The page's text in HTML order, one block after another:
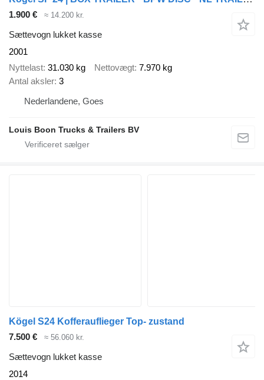
1.900 € ≈ 14.200 kr.
Sættevogn lukket kasse
2001
Nyttelast 31.030 kg Nettovægt 7.970 kg
Antal aksler 3
Nederlandene, Goes
Louis Boon Trucks & Trailers BV
Kögel S24 Kofferauflieger Top- zustand
7.500 €
≈ 56.060 kr.
Sættevogn lukket kasse
2014